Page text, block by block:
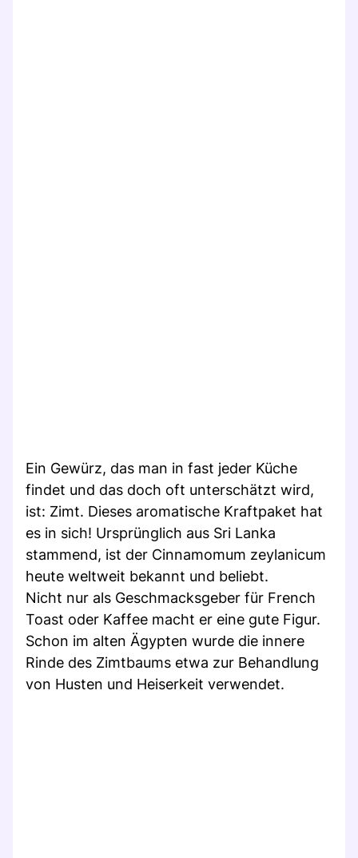
Ein Gewürz, das man in fast jeder Küche
findet und das doch oft unterschätzt wird,
ist: Zimt. Dieses aromatische Kraftpaket hat
es in sich! Ursprünglich aus Sri Lanka
stammend, ist der Cinnamomum zeylanicum
heute weltweit bekannt und beliebt.
Nicht nur als Geschmacksgeber für French
Toast oder Kaffee macht er eine gute Figur.
Schon im alten Ägypten wurde die innere
Rinde des Zimtbaums etwa zur Behandlung
von Husten und Heiserkeit verwendet.